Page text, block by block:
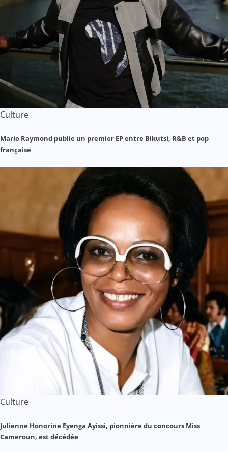
Culture
Mario Raymond publie un premier EP entre Bikutsi, R&B et pop
française
Culture
Julienne Honorine Eyenga Ayissi, pionnière du concours Miss
Cameroun, est décédée